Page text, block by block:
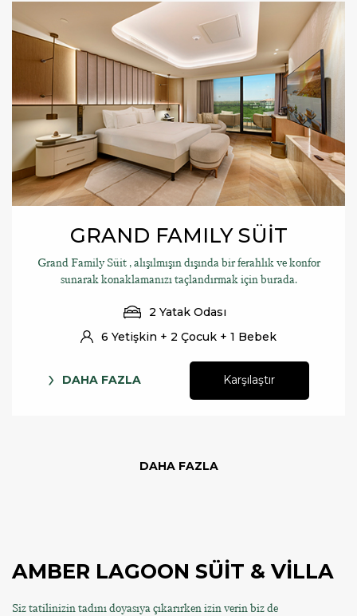
GRAND FAMILY SÜİT
Grand Family Süit , alışılmışın dışında bir ferahlık ve konfor
sunarak konaklamanızı taçlandırmak için burada.
2 Yatak Odası
6 Yetişkin + 2 Çocuk + 1 Bebek
DAHA FAZLA Karşılaştır
DAHA FAZLA
AMBER LAGOON SÜİT & VİLLA
Siz tatilinizin tadını doyasıya çıkarırken izin verin biz de